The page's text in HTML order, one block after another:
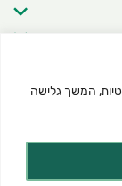
, המשך גלישה
נגישות